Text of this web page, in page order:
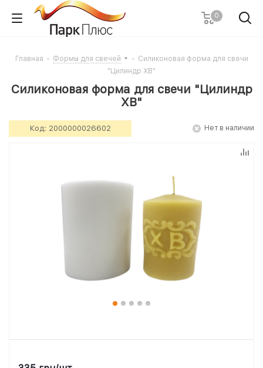
0
Главная - Формы для свечей - Силиконовая форма для свечи
"Цилиндр ХВ"
Силиконовая форма для свечи "Цилиндр
ХВ"
Код: 2000000026602 Нет в наличии